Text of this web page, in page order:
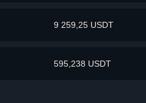
9 259,25 USDT
595,238 USDT